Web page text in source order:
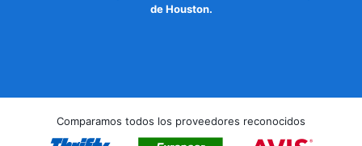
de Houston.
Comparamos todos los proveedores reconocidos